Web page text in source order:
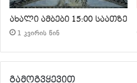
ახალი ამბები 15:00 საათზე
1 კვირის წინ
გამოგვყევით